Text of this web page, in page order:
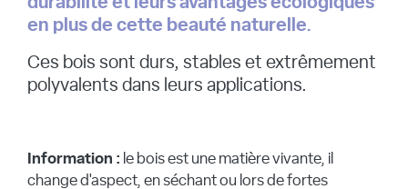
en plus de cette beauté naturelle.
Ces bois sont durs, stables et extrêmement
polyvalents dans leurs applications.
Information : le bois est une matière vivante, il
change d'aspect, en séchant ou lors de fortes